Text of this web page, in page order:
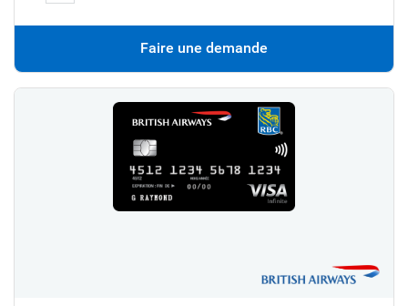
Faire une demande